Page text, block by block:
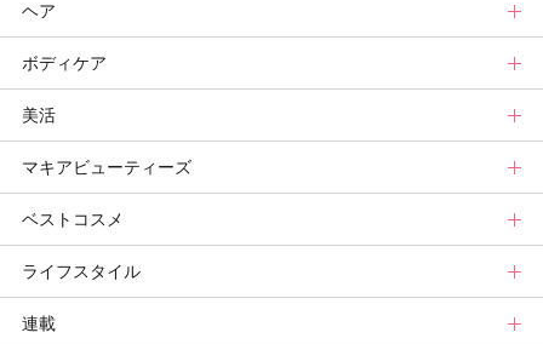
スキンケアまとめ
スキンケア診断
ニュース
メイクまとめ
ベースメイクカタログ
メイク診断
新色トップ
クリスマスコフレ
秋新色
新色コスメスウォッチ
ビューティ速報
ヘア
ヘアトップ
ニュース
ヘアカタログ
ヘアまとめ
ヘア診断
ボディケア
ボディケアトップ
ニュース
ボディケアまとめ
ボディケア診断
美活
美活トップ
美活グランプリ
ヘルスケア・ダイエット
マキアビューティーズ
マキアビューティーズトップ
TOPビューティーズ一覧
ビューティーズ一覧
ベストコスメ
ベストコスメトップ
ベストコスメ
ライフスタイル
ライフスタイルトップ
連載